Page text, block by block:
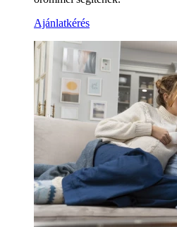
Ajánlatkérés